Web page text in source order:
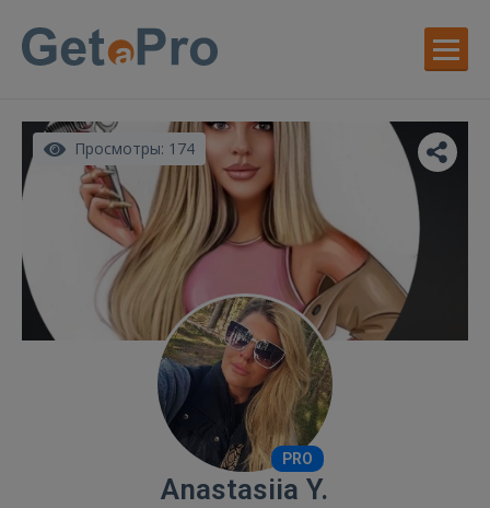
Просмотры: 174
PRO
Anastasiia Y.